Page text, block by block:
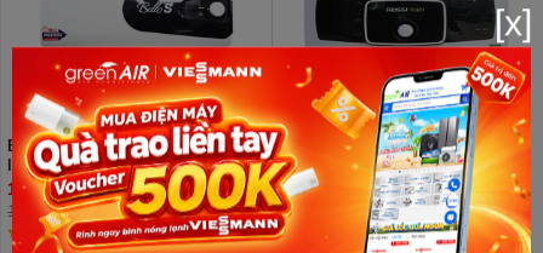
Bình nóng lạnh Rossi Bello S+ 30
lít ngang BLS30SL
1.650.000đ
1.930.000đ
(1 nhận xét)
Bình nóng lạnh Rossi PURO30SL
30 lít kiểu ngang
1.800.000đ
2.190.000đ
[x]